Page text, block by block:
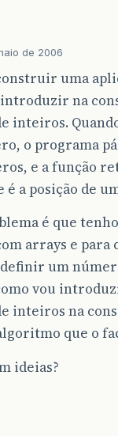
de 2006
uma
na
inteiros.
o programa
e a função
a posição de
é que
arrays e
um
vou
inteiros na
que o
ideias?